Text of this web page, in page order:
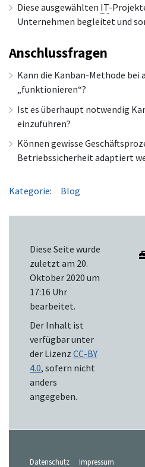
Diese ausgewählten IT-
Unternehmen begleitet und
Anschlussfragen
Kann die Kanban-Methode bei
„funktionieren“?
Ist es überhaupt notwendig
einzuführen?
Können gewisse
Betriebssicherheit adaptiert
Kategorie: Blog
Diese Seite wurde
zuletzt am 20.
Oktober 2020 um
17:16 Uhr
bearbeitet.
Der Inhalt ist
verfügbar unter
der Lizenz CC-BY
4.0, sofern nicht
anders
angegeben.
Datenschutz Impressum